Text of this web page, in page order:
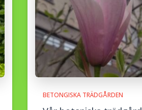
BETONGISKA TRÄDGÅRDEN